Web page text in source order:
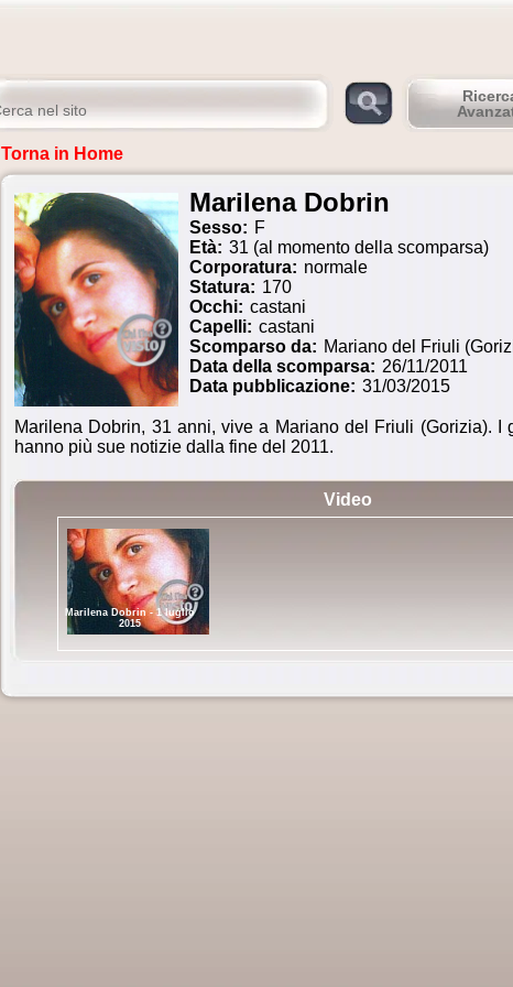
Torna in Home
Marilena Dobrin
Sesso: F
Età: 31 (al momento della scomparsa)
Corporatura: normale
Statura: 170
Occhi: castani
Capelli: castani
Scomparso da: Mariano del Friuli
Data della scomparsa: 26/11/2011
Data pubblicazione: 31/03/2015
Marilena Dobrin, 31 anni, vive a Mariano del Friuli (Gorizia). I
hanno più sue notizie dalla fine del 2011.
Video
Marilena Dobrin - 1 luglio
2015